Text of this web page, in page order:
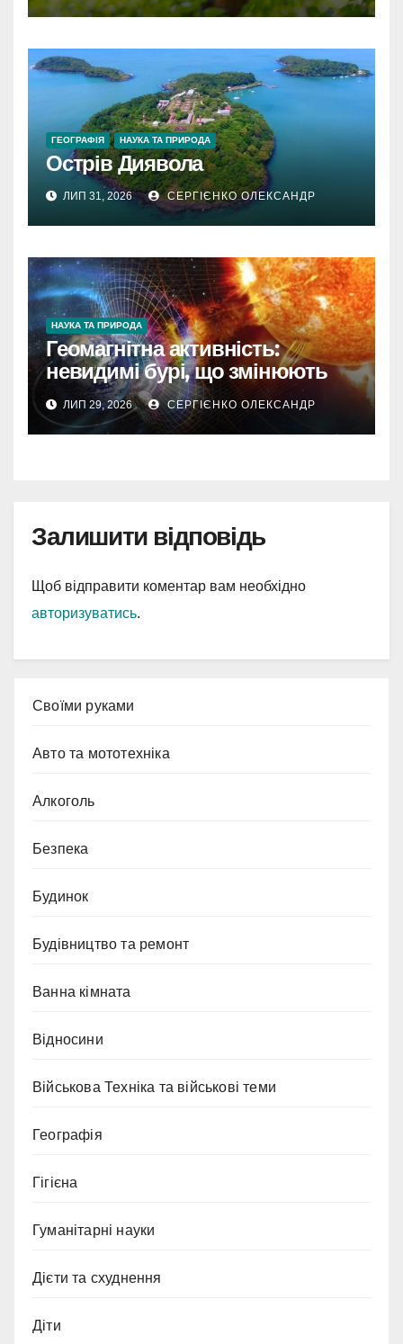
ГЕОГРАФІЯ НАУКА ТА ПРИРОДА
Острів Диявола
ЛИП 31, 2026 СЕРГІЄНКО ОЛЕКСАНДР
НАУКА ТА ПРИРОДА
Геомагнітна активність:
невидимі бурі, що змінюють
наш світ
ЛИП 29, 2026 СЕРГІЄНКО ОЛЕКСАНДР
Залишити відповідь
Щоб відправити коментар вам необхідно
авторизуватись.
Cвоїми руками
Авто та мототехніка
Алкоголь
Безпека
Будинок
Будівництво та ремонт
Ванна кімната
Відносини
Військова Техніка та військові теми
Географія
Гігієна
Гуманітарні науки
Дієти та схуднення
Діти